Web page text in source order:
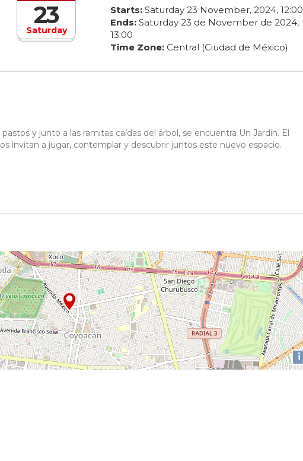
Saturday
23 Starts: Saturday 23 November, 2024, 12:00
Ends: Saturday 23 de Novemberde 2024,
13:00
Time Zone: Central (Ciudad de México)
y junto a las ramitas caídas del árbol, se encuentra Un Jardín. El
invitan a jugar, contemplar y descubrir juntos este nuevo espacio.
i